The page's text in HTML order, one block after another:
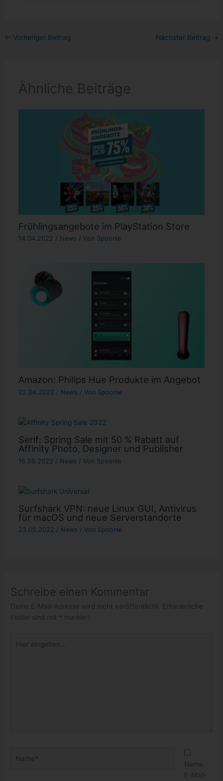
← Vorheriger Beitrag Nächster Beitrag →
Ähnliche Beiträge
Frühlingsangebote im PlayStation Store
14.04.2022 / News / Von Spoonie
Amazon: Philips Hue Produkte im Angebot
22.04.2022 / News / Von Spoonie
Serif: Spring Sale mit 50 % Rabatt auf
Affinity Photo, Designer und Publisher
16.05.2022 / News / Von Spoonie
Surfshark VPN: neue Linux GUI, Antivirus
für macOS und neue Serverstandorte
23.05.2022 / News / Von Spoonie
Schreibe einen Kommentar
Deine E-Mail-Adresse wird nicht veröffentlicht.
Erforderliche
Felder sind mit * markiert
eingeben…
Name,
E-Mail-